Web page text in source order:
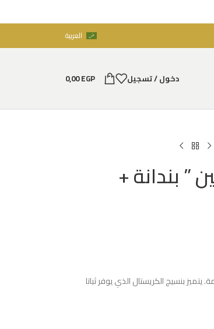
العربية
دخول / تسجيل 0,00EGP
بندانة +
بنسيج الكريستال الذي يوفر ثباتا